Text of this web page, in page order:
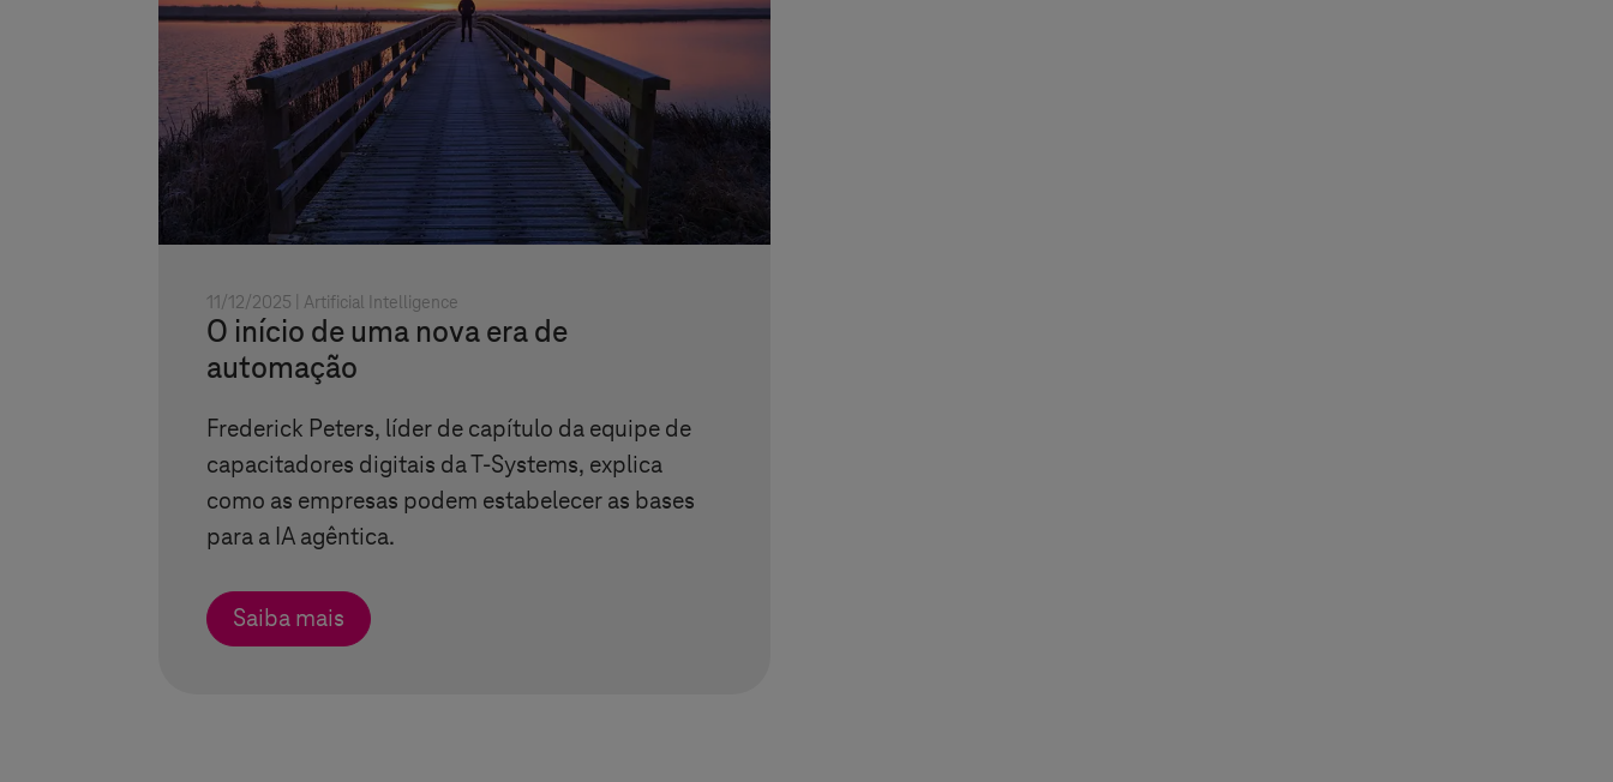
11/12/2025 | Artificial Intelligence
O início de uma nova era de
automação
Frederick Peters, líder de capítulo da equipe de
capacitadores digitais daT-Systems, explica
como as empresas podem estabelecer as bases
para a IA agêntica.
Saiba mais